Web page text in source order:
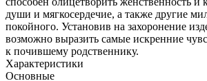
души и мягкосердечие, а также другие
покойного. Установив на захоронение
возможно выразить самые искренние
к почившему родственнику.
Характеристики
Основные